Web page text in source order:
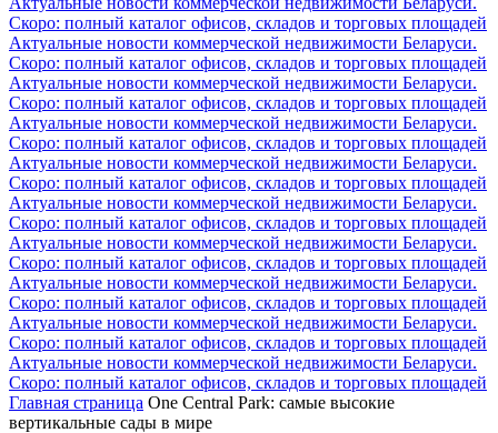
Скоро: полный каталог офисов, складов и торговых площадей
Актуальные новости коммерческой недвижимости Беларуси.
Скоро: полный каталог офисов, складов и торговых площадей
Актуальные новости коммерческой недвижимости Беларуси.
Скоро: полный каталог офисов, складов и торговых площадей
Актуальные новости коммерческой недвижимости Беларуси.
Скоро: полный каталог офисов, складов и торговых площадей
Актуальные новости коммерческой недвижимости Беларуси.
Скоро: полный каталог офисов, складов и торговых площадей
Актуальные новости коммерческой недвижимости Беларуси.
Скоро: полный каталог офисов, складов и торговых площадей
Актуальные новости коммерческой недвижимости Беларуси.
Скоро: полный каталог офисов, складов и торговых площадей
Актуальные новости коммерческой недвижимости Беларуси.
Скоро: полный каталог офисов, складов и торговых площадей
Актуальные новости коммерческой недвижимости Беларуси.
Скоро: полный каталог офисов, складов и торговых площадей
Актуальные новости коммерческой недвижимости Беларуси.
Скоро: полный каталог офисов, складов и торговых площадей
Главная страница One Central Park: самые высокие
вертикальные сады в мире